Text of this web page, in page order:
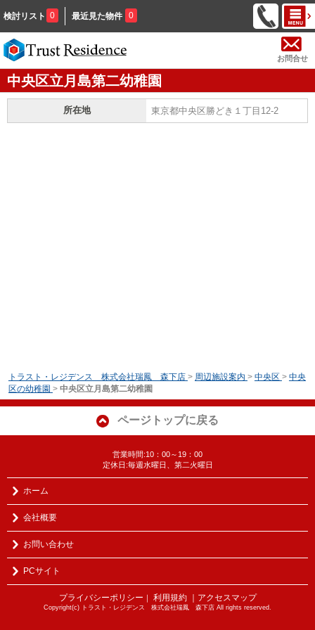
検討リスト 0 最近見た物件 0
お問合せ
中央区立月島第二幼稚園
所在地 東京都中央区勝どき１丁目12-2
トラスト・レジデンス 株式会社瑞鳳 森下店 > 周辺施設案内 > 中央区 > 中央
区の幼稚園 > 中央区立月島第二幼稚園
ページトップに戻る
営業時間:10：00～19：00
定休日:毎週水曜日、第二火曜日
ホーム
会社概要
お問い合わせ
PCサイト
プライバシーポリシー ｜ 利用規約 ｜アクセスマップ
Copyright(c) トラスト・レジデンス 株式会社瑞鳳 森下店 All rights reserved.